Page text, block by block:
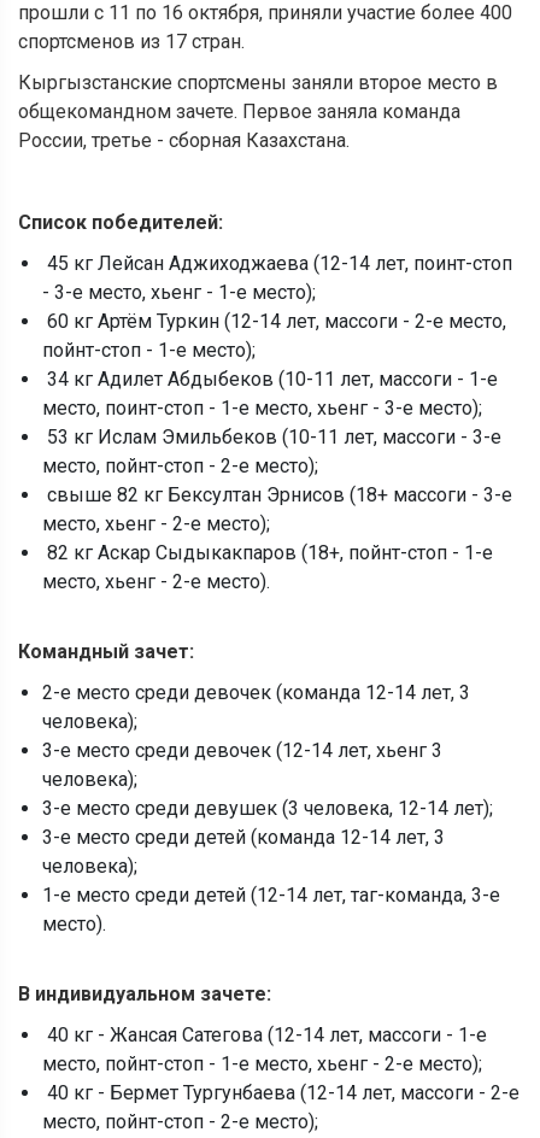
прошли с 11 по 16 октября, приняли участие более 400
спортсменов из 17 стран.
Кыргызстанские спортсмены заняли второе место в
общекомандном зачете. Первое заняла команда
России, третье - сборная Казахстана.
Список победителей:
45 кг Лейсан Аджиходжаева (12-14 лет, поинт-стоп
- 3-е место, хьенг - 1-е место);
60 кг Артём Туркин (12-14 лет, массоги - 2-е место,
пойнт-стоп - 1-е место);
34 кг Адилет Абдыбеков (10-11 лет, массоги - 1-е
место, поинт-стоп - 1-е место, хьенг - 3-е место);
53 кг Ислам Эмильбеков (10-11 лет, массоги - 3-е
место, пойнт-стоп - 2-е место);
свыше 82 кг Бексултан Эрнисов (18+ массоги - 3-е
место, хьенг - 2-е место);
82 кг Аскар Сыдыкакпаров (18+, пойнт-стоп - 1-е
место, хьенг - 2-е место).
Командный зачет:
2-е место среди девочек (команда 12-14 лет, 3
человека);
3-е место среди девочек (12-14 лет, хьенг 3
человека);
3-е место среди девушек (3 человека, 12-14 лет);
3-е место среди детей (команда 12-14 лет, 3
человека);
1-е место среди детей (12-14 лет, таг-команда, 3-е
место).
В индивидуальном зачете:
40 кг - Жансая Сатегова (12-14 лет, массоги - 1-е
место, пойнт-стоп - 1-е место, хьенг - 2-е место);
40 кг - Бермет Тургунбаева (12-14 лет, массоги - 2-е
место, пойнт-стоп - 2-е место);